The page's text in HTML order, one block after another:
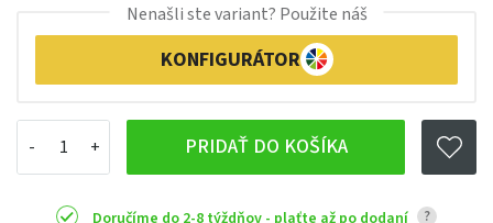
PRIDAŤ DO KOŠÍKA
Nenašli ste variant? Použite náš
KONFIGURÁTOR
Doručíme do 2-8 týždňov - plaťte až po dodaní ?